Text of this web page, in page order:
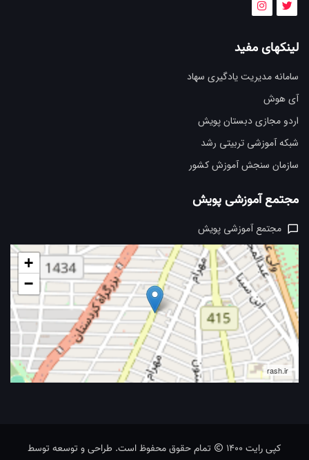
لینکهای مفید
سامانه مدیریت یادگیری سهاد
آی هوش
اردو مجازی دبستان پویش
شبکه آموزشی تربیتی رشد
سازمان سنجش آموزش کشور
مجتمع آموزشی پویش
مجتمع آموزشی پویش
+
−
rash.ir
کپی رایت 1400
تمام حقوق محفوظ است. طراحی و توسعه توسط